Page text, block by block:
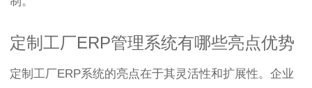
定制工厂ERP管理系统有哪些亮点优势
定制工厂ERP系统的亮点在于其灵活性和扩展性。企业